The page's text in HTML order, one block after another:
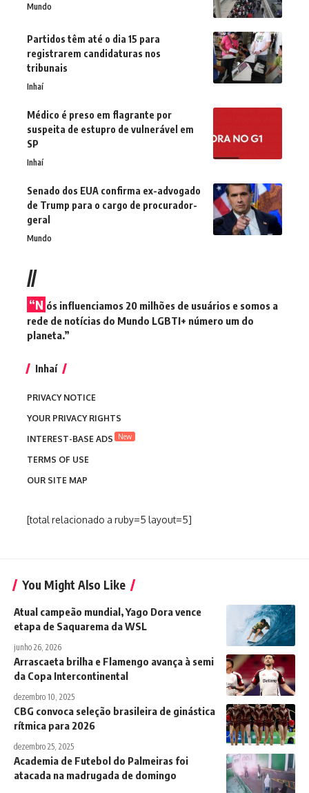
Mundo
Partidos têm até o dia 15 para
registrarem candidaturas nos
tribunais
Inhaí
Médico é preso em flagrante por
suspeita de estupro de vulnerável em
SP
Inhaí
Senado dos EUA confirma ex-advogado
de Trump para o cargo de procurador-
geral
Mundo
//
“N ós influenciamos 20 milhões de usuários e somos a
rede de notícias do Mundo LGBTI+ número um do
planeta.”
Inhaí
PRIVACY NOTICE
YOUR PRIVACY RIGHTS
INTEREST-BASE ADS
New
TERMS OF USE
OUR SITE MAP
[total relacionado a ruby=5 layout=5]
You Might Also Like
Atual campeão mundial, Yago Dora vence
etapa de Saquarema da WSL
junho 26, 2026
Arrascaeta brilha e Flamengo avança à semi
da Copa Intercontinental
dezembro 10, 2025
CBG convoca seleção brasileira de ginástica
rítmica para 2026
dezembro 25, 2025
Academia de Futebol do Palmeiras foi
atacada na madrugada de domingo